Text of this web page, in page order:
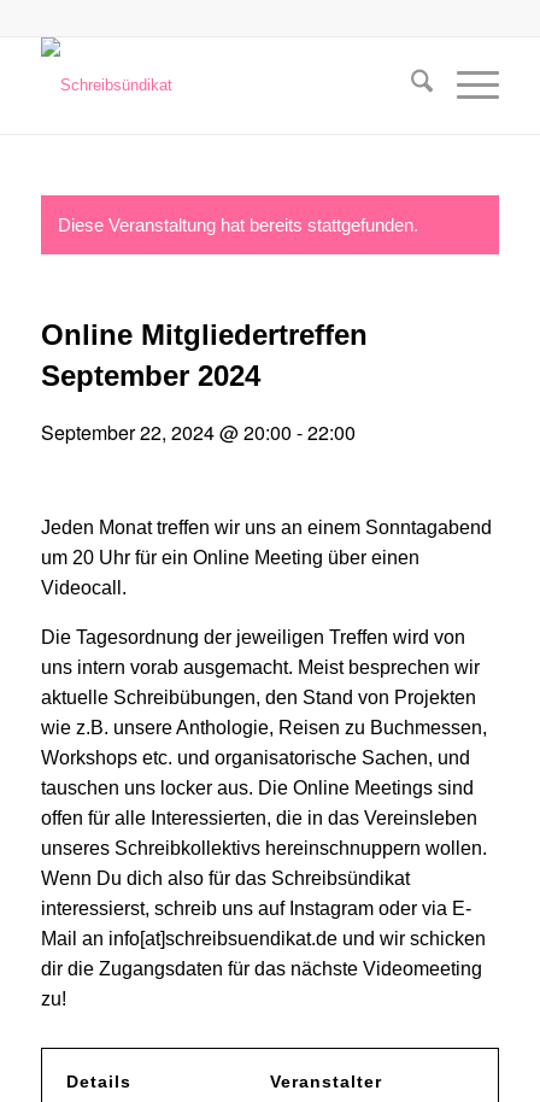
Diese Veranstaltung hat bereits stattgefunden.
Online Mitgliedertreffen
September 2024
September 22, 2024 @ 20:00 -22:00
Jeden Monat treffen wir uns an einem Sonntagabend
um 20 Uhr für ein Online Meeting über einen
Videocall.
Die Tagesordnung der jeweiligen Treffen wird von
uns intern vorab ausgemacht. Meist besprechen wir
aktuelle Schreibübungen, den Stand von Projekten
wie z.B. unsere Anthologie, Reisen zu Buchmessen,
Workshops etc. und organisatorische Sachen, und
tauschen uns locker aus. Die Online Meetings sind
offen für alle Interessierten, die in das Vereinsleben
unseres Schreibkollektivs hereinschnuppern wollen.
Wenn Du dich also für das Schreibsündikat
interessierst, schreib uns auf Instagram oder via E-
Mail an info[at]schreibsuendikat.de und wir schicken
dir die Zugangsdaten für das nächste Videomeeting
zu!
Details Veranstalter